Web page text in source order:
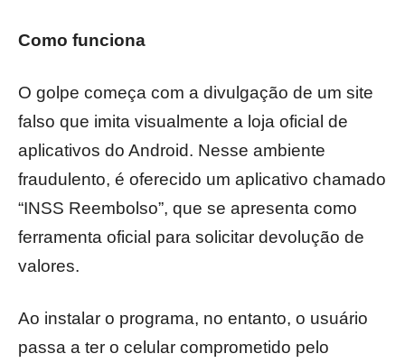
Como funciona
O golpe começa com a divulgação de um site
falso que imita visualmente a loja oficial de
aplicativos do Android. Nesse ambiente
fraudulento, é oferecido um aplicativo chamado
“INSS Reembolso”, que se apresenta como
ferramenta oficial para solicitar devolução de
valores.
Ao instalar o programa, no entanto, o usuário
passa a ter o celular comprometido pelo